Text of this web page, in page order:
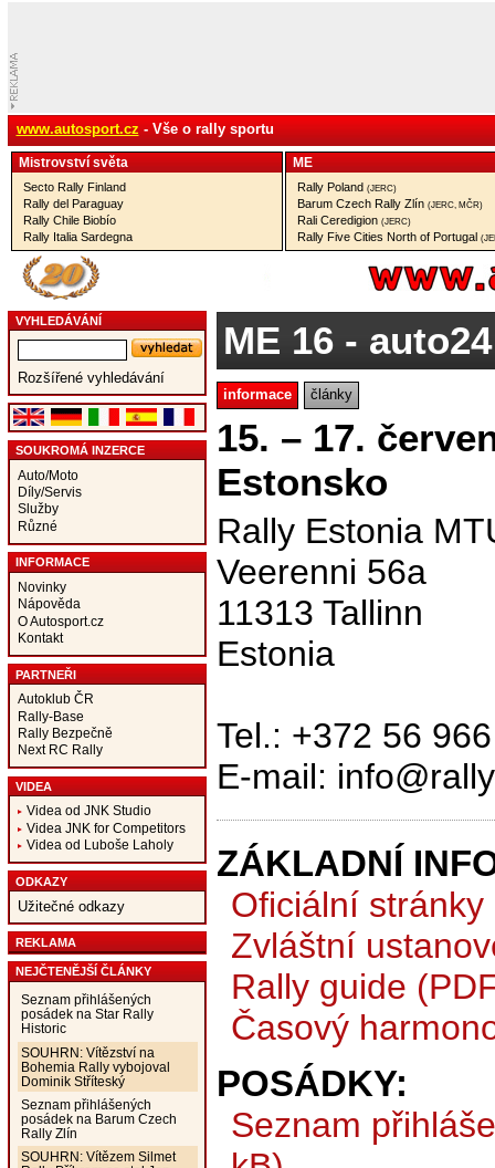
www.autosport.cz - Vše o rally sportu
Mistrovství­ světa
Secto Rally Finland
Rally del Paraguay
Rally Chile Biobío
Rally Italia Sardegna
ME
Rally Poland (JERC)
Barum Czech Rally Zlín (JERC, MČR)
Rali Ceredigion (JERC)
Rally Five Cities North of Portugal
VYHLEDÁVÁNÍ
Rozšířené vyhledávání
SOUKROMÁ INZERCE
Auto/Moto
Díly/Servis
Služby
Různé
INFORMACE
Novinky
Nápověda
O Autosport.cz
Kontakt
PARTNEŘI
Autoklub ČR
Rally-Base
Rally Bezpečně
Next RC Rally
VIDEA
Videa od JNK Studio
Videa JNK for Competitors
Videa od Luboše Laholy
ODKAZY
Užitečné odkazy
REKLAMA
NEJČTENĚJŠÍ ČLÁNKY
Seznam přihlášených
posádek na Star Rally
Historic
SOUHRN: Vítězství na
Bohemia Rally vybojoval
Dominik Stříteský
Seznam přihlášených
posádek na Barum Czech
Rally Zlín
SOUHRN: Vítězem Silmet
ME 16-
informace články
15. – 17.
Estonsko
Rally Estonia
Veerenni 56a
11313 Tallinn
Estonia
Tel.: +372 56
E-mail:
ZÁKLADNÍ
Oficiální stránky
Zvláštní
Rally guide
Časový
POSÁDKY:
Seznam